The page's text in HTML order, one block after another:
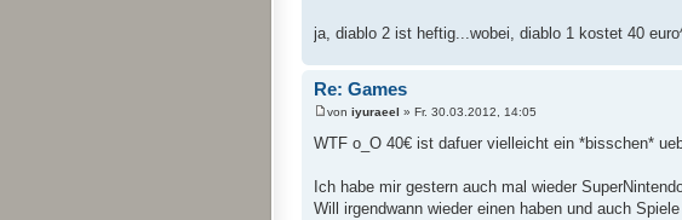
ja, diablo 2 ist heftig...wobei, diablo 1 kostet 40
Re: Games
von iyuraeel » Fr. 30.03.2012, 14:05
WTF o_O 40€ ist dafuer vielleicht ein *bisschen*
Ich habe mir gestern auch mal wieder
Will irgendwann wieder einen haben und auch Spiele